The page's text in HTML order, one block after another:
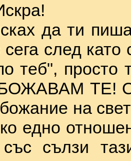
да ти
след като
теб", просто
ТЕ!
на
едно
сълзи